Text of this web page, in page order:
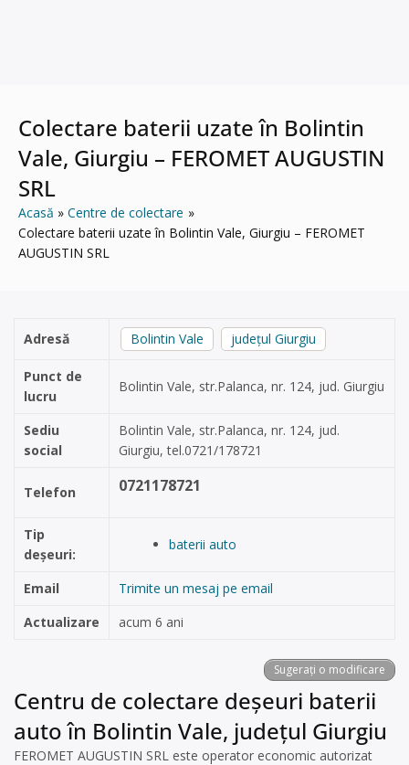
Colectare baterii uzate în Bolintin
Vale, Giurgiu – FEROMET AUGUSTIN
SRL
Acasă
Centre de colectare
Colectare baterii uzate în Bolintin Vale, Giurgiu – FEROMET
AUGUSTIN SRL
Adresă Bolintin Vale județul Giurgiu
Punct de
lucru
Bolintin Vale, str.Palanca, nr. 124, jud. Giurgiu
Sediu
social
Bolintin Vale, str.Palanca, nr. 124, jud.
Giurgiu, tel.0721/178721
Telefon 0721178721
Tip
deșeuri:
baterii auto
Email
Trimite un mesaj pe email
Actualizare
acum 6 ani
Sugerați o modificare
Centru de colectare deșeuri baterii
auto în Bolintin Vale, județul Giurgiu
FEROMET AUGUSTIN SRL este operator economic autorizat